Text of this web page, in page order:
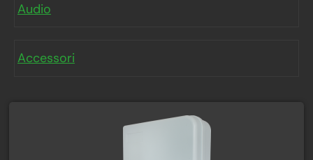
Audio
Accessori